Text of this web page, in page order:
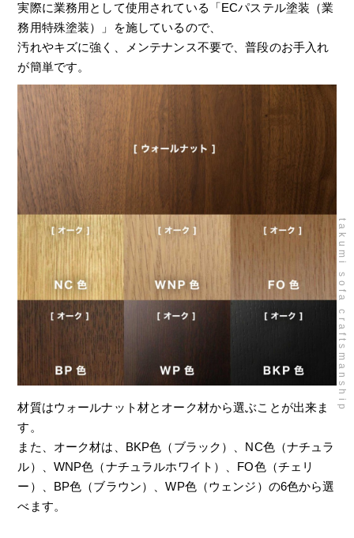
takumi sofa craftsmanship
実際に業務用として使用されている「ECパステル塗装（業
務用特殊塗装）」を施しているので、
汚れやキズに強く、メンテナンス不要で、普段のお手入れ
が簡単です。
材質はウォールナット材とオーク材から選ぶことが出来ま
す。
また、オーク材は、BKP色（ブラック）、NC色（ナチュラ
ル）、WNP色（ナチュラルホワイト）、FO色（チェリ
ー）、BP色（ブラウン）、WP色（ウェンジ）の6色から選
べます。